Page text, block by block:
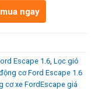
ngay
Escape 1.6, Lọc gió
cơ Ford Escape 1.6
cơ xe FordEscape giá